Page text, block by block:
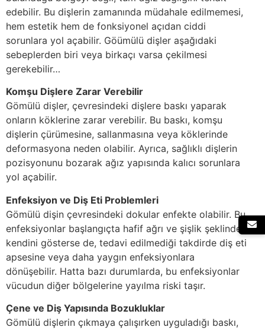
edebilir. Bu dişlerin zamanında müdahale edilmemesi,
hem estetik hem de fonksiyonel açıdan ciddi
sorunlara yol açabilir. Göümülü dişler aşağıdaki
sebeplerden biri veya birkaçı varsa çekilmesi
gerekebilir…
Komşu Dişlere Zarar Verebilir
Gömülü dişler, çevresindeki dişlere baskı yaparak
onların köklerine zarar verebilir. Bu baskı, komşu
dişlerin çürümesine, sallanmasına veya köklerinde
deformasyona neden olabilir. Ayrıca, sağlıklı dişlerin
pozisyonunu bozarak ağız yapısında kalıcı sorunlara
yol açabilir.
Enfeksiyon ve Diş Eti Problemleri
Gömülü dişin çevresindeki dokular enfekte olabilir. Bu
enfeksiyonlar başlangıçta hafif ağrı ve şişlik şeklinde
kendini gösterse de, tedavi edilmediği takdirde diş eti
apsesine veya daha yaygın enfeksiyonlara
dönüşebilir. Hatta bazı durumlarda, bu enfeksiyonlar
vücudun diğer bölgelerine yayılma riski taşır.
Çene ve Diş Yapısında Bozukluklar
Gömülü dişlerin çıkmaya çalışırken uyguladığı baskı,